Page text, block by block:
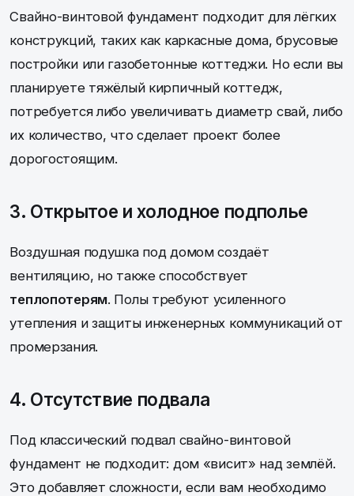
Свайно-винтовой фундамент подходит для лёгких
конструкций, таких как каркасные дома, брусовые
постройки или газобетонные коттеджи. Но если вы
планируете тяжёлый кирпичный коттедж,
потребуется либо увеличивать диаметр свай, либо
их количество, что сделает проект более
дорогостоящим.
3. Открытое и холодное подполье
Воздушная подушка под домом создаёт
вентиляцию, но также способствует
теплопотерям. Полы требуют усиленного
утепления и защиты инженерных коммуникаций от
промерзания.
4. Отсутствие подвала
Под классический подвал свайно-винтовой
фундамент не подходит: дом «висит» над землёй.
Это добавляет сложности, если вам необходимо